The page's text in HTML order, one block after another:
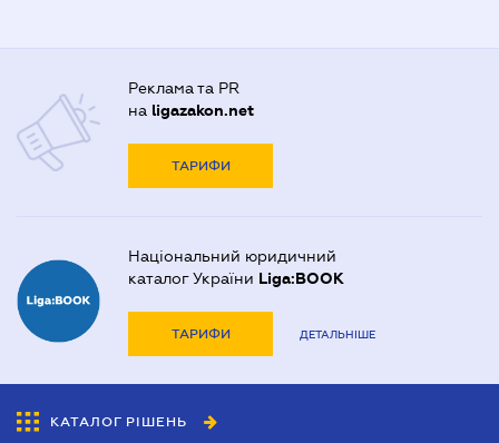
Реклама та PR
на ligazakon.net
ТАРИФИ
Національний юридичний
каталог України Liga:BOOK
ТАРИФИ ДЕТАЛЬНІШЕ
КАТАЛОГ РІШЕНЬ